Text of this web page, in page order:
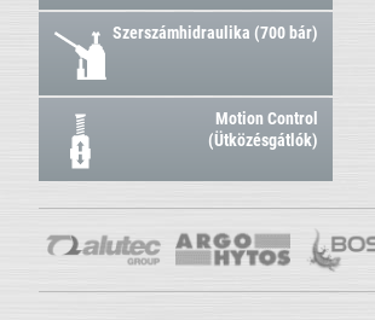
Szerszámhidraulika (700 bár)
Motion Control
(Ütközésgátlók)